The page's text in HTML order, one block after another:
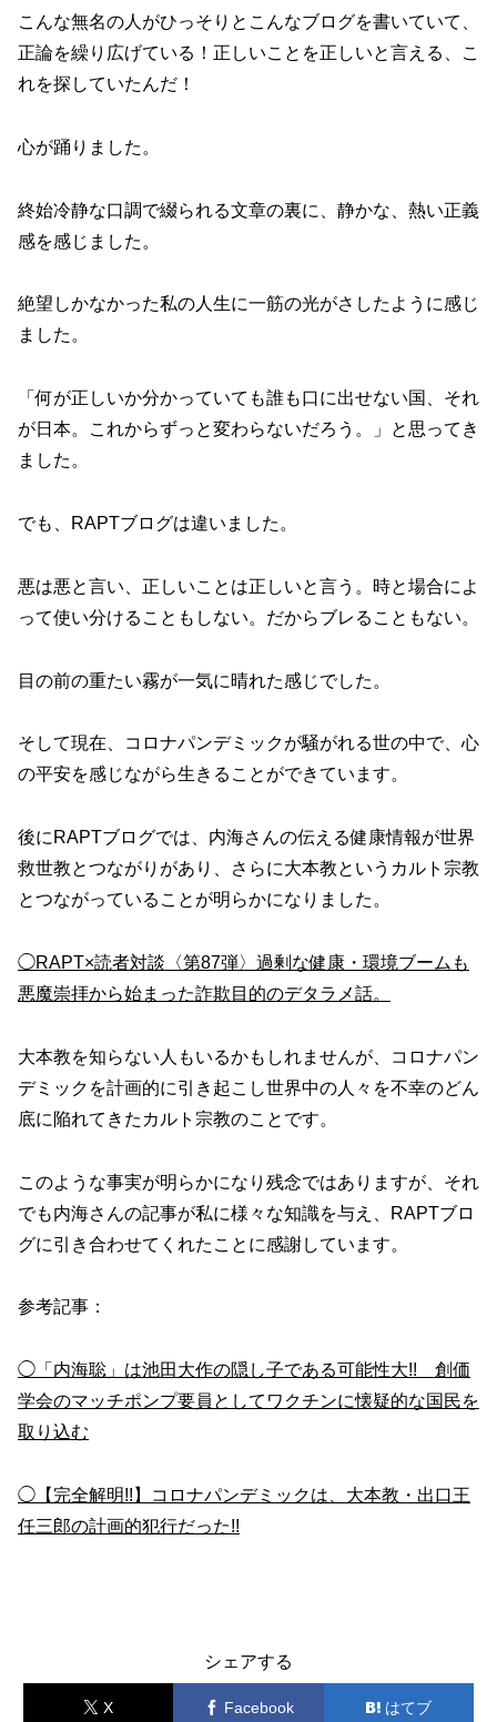
こんな無名の人がひっそりとこんなブログを書いていて、
正論を繰り広げている！正しいことを正しいと言える、こ
れを探していたんだ！
心が踊りました。
終始冷静な口調で綴られる文章の裏に、静かな、熱い正義
感を感じました。
絶望しかなかった私の人生に一筋の光がさしたように感じ
ました。
「何が正しいか分かっていても誰も口に出せない国、それ
が日本。これからずっと変わらないだろう。」と思ってき
ました。
でも、RAPTブログは違いました。
悪は悪と言い、正しいことは正しいと言う。時と場合によ
って使い分けることもしない。だからブレることもない。
目の前の重たい霧が一気に晴れた感じでした。
そして現在、コロナパンデミックが騒がれる世の中で、心
の平安を感じながら生きることができています。
後にRAPTブログでは、内海さんの伝える健康情報が世界
救世教とつながりがあり、さらに大本教というカルト宗教
とつながっていることが明らかになりました。
◯RAPT×読者対談〈第87弾〉過剰な健康・環境ブームも
悪魔崇拝から始まった詐欺目的のデタラメ話。
大本教を知らない人もいるかもしれませんが、コロナパン
デミックを計画的に引き起こし世界中の人々を不幸のどん
底に陥れてきたカルト宗教のことです。
このような事実が明らかになり残念ではありますが、それ
でも内海さんの記事が私に様々な知識を与え、RAPTブロ
グに引き合わせてくれたことに感謝しています。
参考記事：
◯「内海聡」は池田大作の隠し子である可能性大!! 創価
学会のマッチポンプ要員としてワクチンに懐疑的な国民を
取り込む
◯ 【完全解明!!】コロナパンデミックは、大本教・出口王
任三郎の計画的犯行だった!!
シェアする
X Facebook はてブ